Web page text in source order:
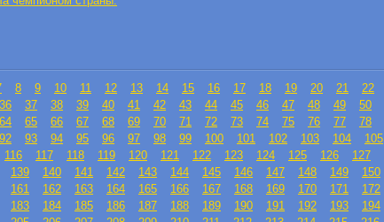
8 9 10 11 12 13 14 15 16 17 18 19 20 21 22
36 37 38 39 40 41 42 43 44 45 46 47 48 49 50
64 65 66 67 68 69 70 71 72 73 74 75 76 77 78
92 93 94 95 96 97 98 99 100 101 102 103 104 105
116 117 118 119 120 121 122 123 124 125 126 127
139 140 141 142 143 144 145 146 147 148 149 150
161 162 163 164 165 166 167 168 169 170 171 172
183 184 185 186 187 188 189 190 191 192 193 194